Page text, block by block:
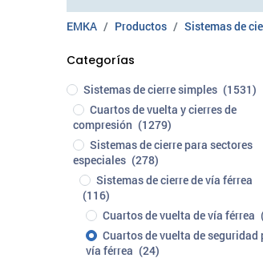
EMKA Productos Sistemas de
Categorías
Sistemas de cierre simples (1531)
Cuartos de vuelta y cierres de
compresión (1279)
Sistemas de cierre para sectores
especiales (278)
Sistemas de cierre de vía férrea
(116)
Cuartos de vuelta de vía férrea
Cuartos de vuelta de seguridad
vía férrea (24)